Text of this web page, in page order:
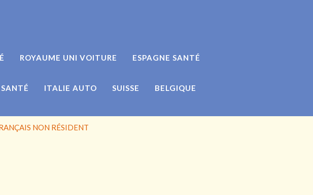
ROYAUME UNI VOITURE ESPAGNE SANTÉ
ITALIE AUTO SUISSE BELGIQUE